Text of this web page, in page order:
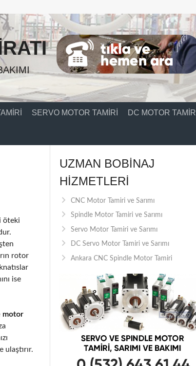
SERVO MOTOR TAMIRI DC MOTOR TAMIRI
öteki
rotor
ise
motor
ulaştırır.
UZMAN BOBINAJ
HIZMETLERI
CNC Motor Tamiri ve Sarımı
Spindle Motor Tamiri ve Sarımı
Servo Motor Tamiri ve Sarımı
DC Servo Motor Tamiri ve Sarımı
Ankara CNC Spindle Motor Tamiri